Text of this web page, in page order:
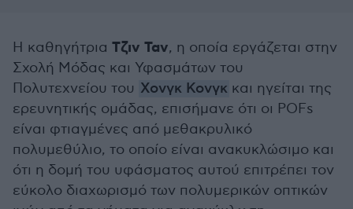
Η καθηγήτρια Τζιν Ταν, η οποία εργάζεται στην
Σχολή Μόδας και Υφασμάτων του
Πολυτεχνείου του Χονγκ Κονγκ και ηγείται της
ερευνητικής ομάδας, επισήμανε ότι οι POFs
είναι φτιαγμένες από μεθακρυλικό
πολυμεθύλιο, το οποίο είναι ανακυκλώσιμο και
ότι η δομή του υφάσματος αυτού επιτρέπει τον
εύκολο διαχωρισμό των πολυμερικών οπτικών